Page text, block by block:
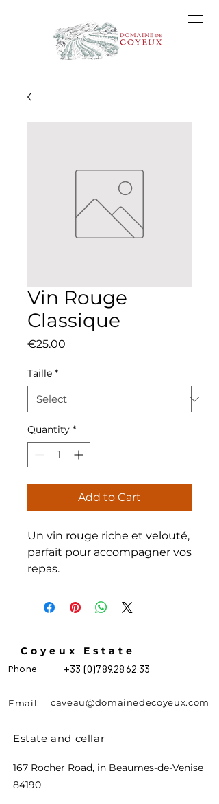
Vin Rouge
Classique
€25.00
Taille *
Quantity *
Add to Cart
Un vin rouge riche et velouté,
parfait pour accompagner vos
repas.
Coyeux Estate
Phone +33 (0)7.89.28.62.33
Email: caveau@domainedecoyeux.com
Estate and cellar
167 Rocher Road, in Beaumes-de-Venise
84190